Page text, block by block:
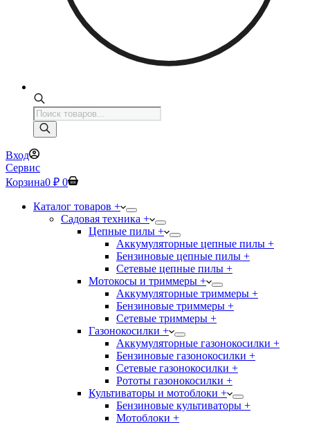
Поиск
товаров
Вход
Сервис
Корзина0 ₽ 0
Каталог товаров +
Садовая техника +
Цепные пилы +
Аккумуляторные цепные пилы +
Бензиновые цепные пилы +
Сетевые цепные пилы +
Мотокосы и триммеры +
Аккумуляторные триммеры +
Бензиновые триммеры +
Сетевые триммеры +
Газонокосилки +
Аккумуляторные газонокосилки +
Бензиновые газонокосилки +
Сетевые газонокосилки +
Рототы газонокосилки +
Культиваторы и мотоблоки +
Бензиновые культиваторы +
Мотоблоки +